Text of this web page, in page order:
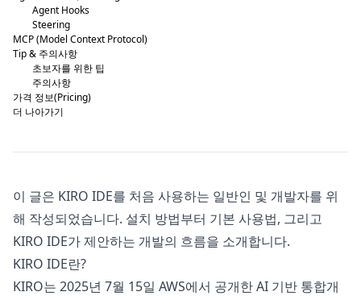
Agent Hooks
Steering
MCP (Model Context Protocol)
Tip & 주의사항
초보자를 위한 팁
주의사항
가격 정보(Pricing)
더 나아가기
이 글은 KIRO IDE를 처음 사용하는 일반인 및 개발자를 위
해 작성되었습니다. 설치 방법부터 기본 사용법, 그리고
KIRO IDE가 제안하는 개발의 흐름을 소개합니다.
KIRO IDE란?
KIRO는 2025년 7월 15일 AWS에서 공개한 AI 기반 통합개